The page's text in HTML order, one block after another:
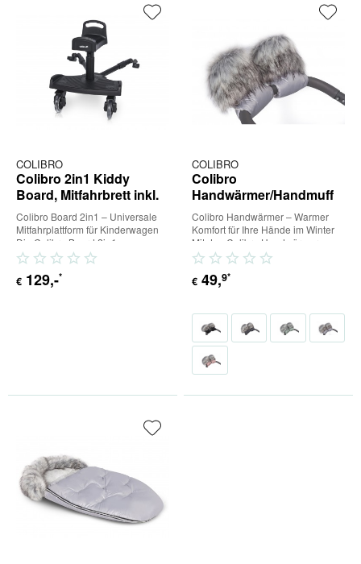
COLIBRO
Colibro 2in1 Kiddy
Board, Mitfahrbrett inkl.
Sitz
Colibro Board 2in1 – Universale
Mitfahrplattform für Kinderwagen
Die Colibro Board 2in1
Mitfahrplattform ist die...
€ 129,-*
COLIBRO
Colibro
Handwärmer/Handmuff
Colibro Handwärmer – Warmer
Komfort für Ihre Hände im Winter
Mit den Colibro Handwärmern
bleiben Ihre Hände auch an...
€ 49,9*